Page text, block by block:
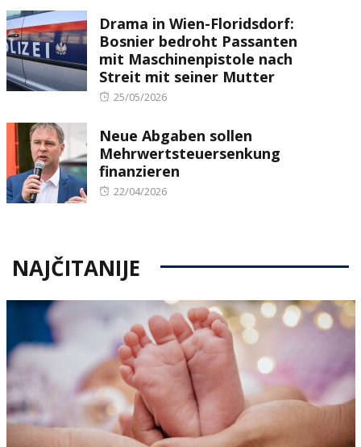
Drama in Wien-Floridsdorf:
Bosnier bedroht Passanten
mit Maschinenpistole nach
Streit mit seiner Mutter
Posted
25/05/2026
Neue Abgaben sollen
Mehrwertsteuersenkung
finanzieren
Posted
22/04/2026
NAJČITANIJE